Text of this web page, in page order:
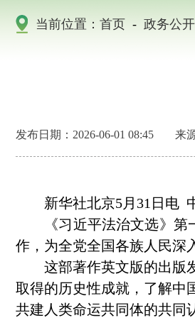
当前位置： 首页 - 政务公开
发布日期：2026-06-01 08:45 来
新华社北京5月31日电 中
《习近平法治文选》第一
作，为全党全国各族人民深
这部著作英文版的出版发
取得的历史性成就，了解中
共建人类命运共同体的共同